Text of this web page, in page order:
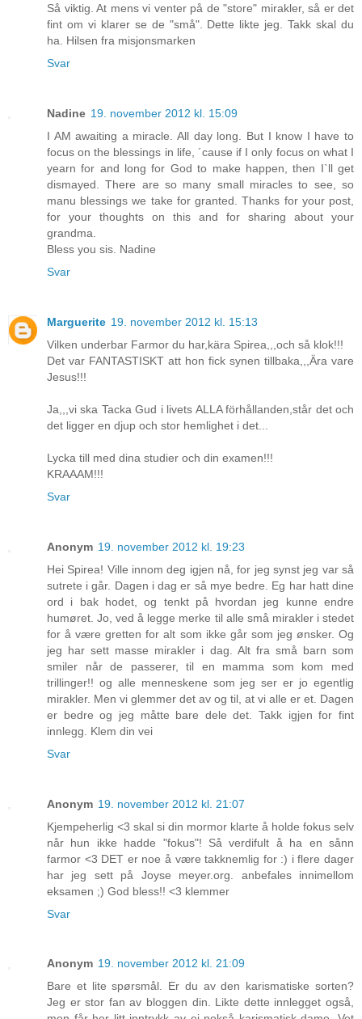
Så viktig. At mens vi venter på de "store" mirakler, så er det
fint om vi klarer se de "små". Dette likte jeg. Takk skal du
ha. Hilsen fra misjonsmarken
Svar
Nadine 19. november 2012 kl. 15:09
I AM awaiting a miracle. All day long. But I know I have to
focus on the blessings in life, ´cause if I only focus on what I
yearn for and long for God to make happen, then I`ll get
dismayed. There are so many small miracles to see, so
manu blessings we take for granted. Thanks for your post,
for your thoughts on this and for sharing about your
grandma.
Bless you sis. Nadine
Svar
Marguerite 19. november 2012 kl. 15:13
Vilken underbar Farmor du har,kära Spirea,,,och så klok!!!
Det var FANTASTISKT att hon fick synen tillbaka,,,Ära vare
Jesus!!!
Ja,,,vi ska Tacka Gud i livets ALLA förhållanden,står det och
det ligger en djup och stor hemlighet i det...
Lycka till med dina studier och din examen!!!
KRAAAM!!!
Svar
Anonym 19. november 2012 kl. 19:23
Hei Spirea! Ville innom deg igjen nå, for jeg synst jeg var så
sutrete i går. Dagen i dag er så mye bedre. Eg har hatt dine
ord i bak hodet, og tenkt på hvordan jeg kunne endre
humøret. Jo, ved å legge merke til alle små mirakler i stedet
for å være gretten for alt som ikke går som jeg ønsker. Og
jeg har sett masse mirakler i dag. Alt fra små barn som
smiler når de passerer, til en mamma som kom med
trillinger!! og alle menneskene som jeg ser er jo egentlig
mirakler. Men vi glemmer det av og til, at vi alle er et. Dagen
er bedre og jeg måtte bare dele det. Takk igjen for fint
innlegg. Klem din vei
Svar
Anonym 19. november 2012 kl. 21:07
Kjempeherlig <3 skal si din mormor klarte å holde fokus selv
når hun ikke hadde "fokus"! Så verdifult å ha en sånn
farmor <3 DET er noe å være takknemlig for :) i flere dager
har jeg sett på Joyse meyer.org. anbefales innimellom
eksamen ;) God bless!! <3 klemmer
Svar
Anonym 19. november 2012 kl. 21:09
Bare et lite spørsmål. Er du av den karismatiske sorten?
Jeg er stor fan av bloggen din. Likte dette innlegget også,